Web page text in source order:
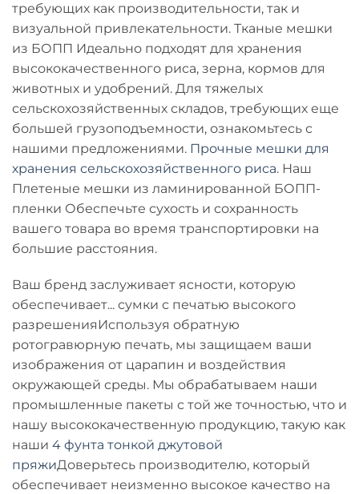
требующих как производительности, так и
визуальной привлекательности. Тканые мешки
из БОПП Идеально подходят для хранения
высококачественного риса, зерна, кормов для
животных и удобрений. Для тяжелых
сельскохозяйственных складов, требующих еще
большей грузоподъемности, ознакомьтесь с
нашими предложениями. Прочные мешки для
хранения сельскохозяйственного риса. Наш
Плетеные мешки из ламинированной БОПП-
пленки Обеспечьте сухость и сохранность
вашего товара во время транспортировки на
большие расстояния.
Ваш бренд заслуживает ясности, которую
обеспечивает... сумки с печатью высокого
разрешения Используя обратную
ротогравюрную печать, мы защищаем ваши
изображения от царапин и воздействия
окружающей среды. Мы обрабатываем наши
промышленные пакеты с той же точностью, что и
нашу высококачественную продукцию, такую ​​как
наши 4 фунта тонкой джутовой
пряжиДоверьтесь производителю, который
обеспечивает неизменно высокое качество на